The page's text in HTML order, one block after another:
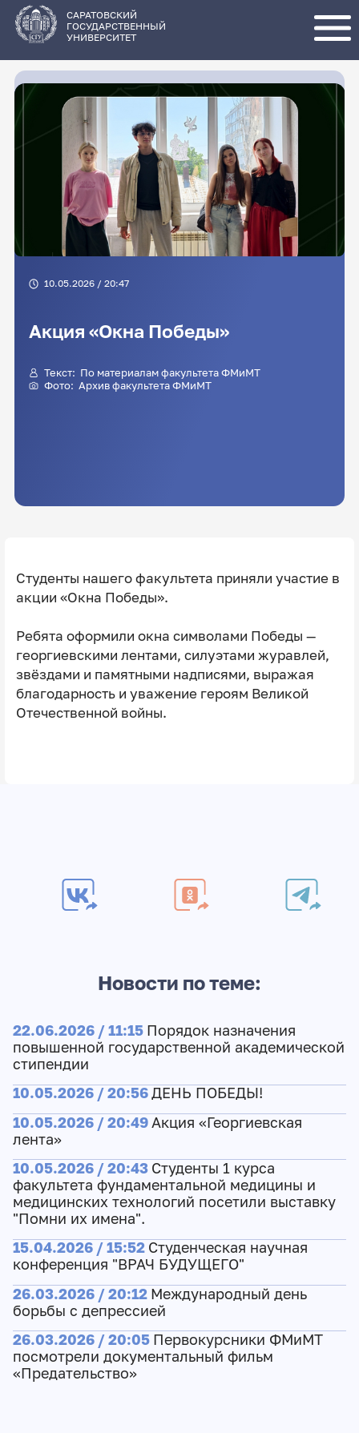
основному
содержанию
САРАТОВСКИЙ
ГОСУДАРСТВЕННЫЙ
УНИВЕРСИТЕТ
10.05.2026 / 20:47
Акция «Окна Победы»
Текст: По материалам факультета ФМиМТ
Фото: Архив факультета ФМиМТ
Студенты нашего факультета приняли участие в
акции «Окна Победы».
Ребята оформили окна символами Победы —
георгиевскими лентами, силуэтами журавлей,
звёздами и памятными надписями, выражая
благодарность и уважение героям Великой
Отечественной войны.
Новости по теме:
22.06.2026 / 11:15 Порядок назначения
повышенной государственной академической
стипендии
10.05.2026 / 20:56ДЕНЬ ПОБЕДЫ!
10.05.2026 / 20:49 Акция «Георгиевская
лента»
10.05.2026 / 20:43 Студенты 1 курса
факультета фундаментальной медицины и
медицинских технологий посетили выставку
"Помни их имена".
15.04.2026 / 15:52 Студенческая научная
конференция "ВРАЧ БУДУЩЕГО"
26.03.2026 / 20:12 Международный день
борьбы с депрессией
26.03.2026 / 20:05 Первокурсники ФМиМТ
посмотрели документальный фильм
«Предательство»